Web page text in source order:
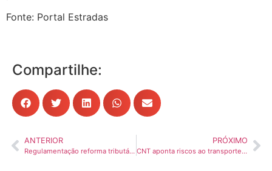
Fonte: Portal Estradas
Compartilhe:
ANTERIOR
Regulamentação reforma tributária é aprovada pelo Senado
PRÓXIMO
CNT aponta riscos ao transporte em audiência sobre PEC que trata do fim da escala 6×1